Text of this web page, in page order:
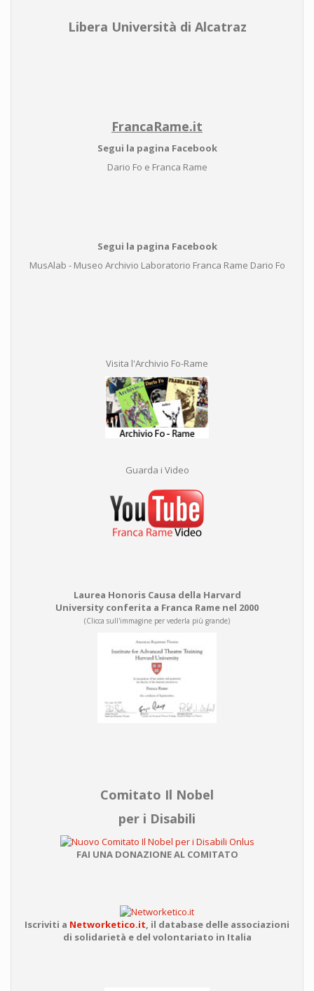
Libera Università di Alcatraz
FrancaRame.it
Segui la pagina Facebook
Dario Fo e Franca Rame
Segui la pagina Facebook
MusAlab - Museo Archivio Laboratorio Franca Rame Dario Fo
Visita l'Archivio Fo-Rame
Guarda i Video
Laurea Honoris Causa della Harvard
University conferita a Franca Rame nel 2000
(Clicca sull'immagine per vederla più grande)
Comitato Il Nobel
per i Disabili
FAI UNA DONAZIONE AL COMITATO
Iscriviti a Networketico.it, il database delle associazioni
di solidarietà e del volontariato in Italia